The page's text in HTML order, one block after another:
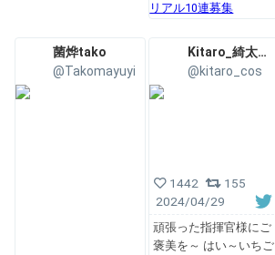
リアル10連募集
菌烨tako
@Takomayuyi
Kitaro_綺太郎✨💞
@kitaro_cos
1442
155
2024/04/29
頑張った指揮官様にご
褒美を～ はい～いちご